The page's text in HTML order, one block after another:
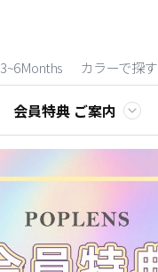
3~6Months カラーで探す
会員特典 ご案内